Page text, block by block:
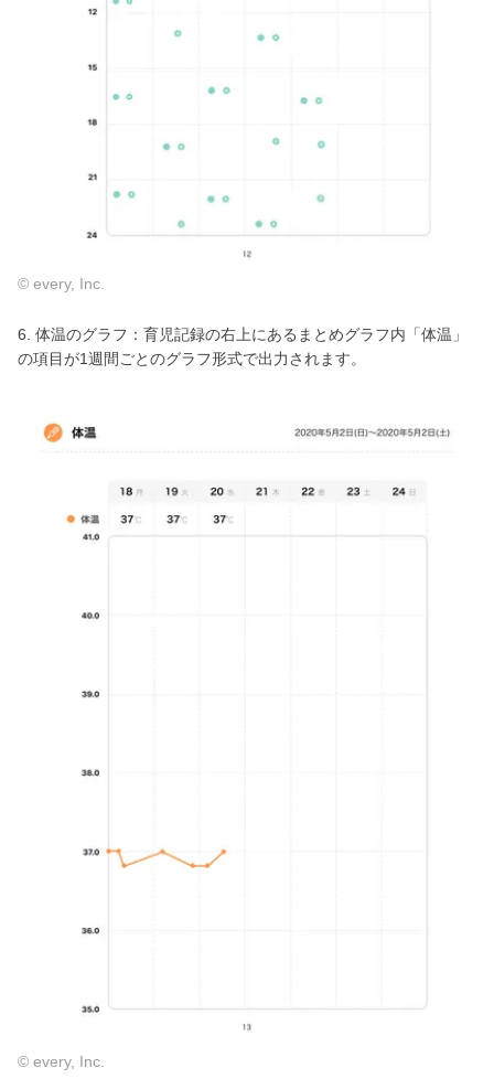
© every, Inc.
6. 体温のグラフ：育児記録の右上にあるまとめグラフ内「体温」
の項目が1週間ごとのグラフ形式で出力されます。
© every, Inc.